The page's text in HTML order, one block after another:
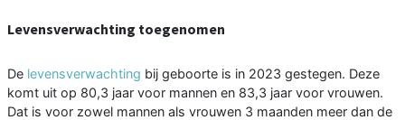
Levensverwachting toegenomen
De levensverwachting bij geboorte is in 2023 gestegen. Deze
komt uit op 80,3 jaar voor mannen en 83,3 jaar voor vrouwen.
Dat is voor zowel mannen als vrouwen 3 maanden meer dan de